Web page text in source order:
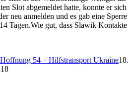
Slot abgemeldet hatte, konnte er sich
neu anmelden und es gab eine Sperre
Tagen.Wie gut, dass Slawik Kontakte
54 – Hilfstransport Ukraine18.